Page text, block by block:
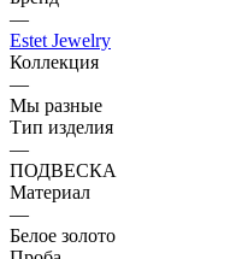
—
Estet Jewelry
Коллекция
—
Мы разные
Тип изделия
—
ПОДВЕСКА
Материал
—
Белое золото